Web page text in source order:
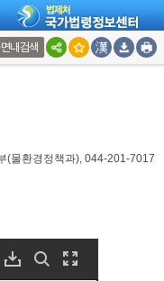
내검색
(물환경정책과), 044-201-7017